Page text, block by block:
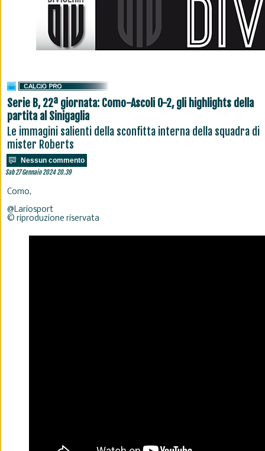
Serie B, 22ª giornata: Como-Ascoli 0-2, gli highlights della
partita al Sinigaglia
Le immagini salienti della sconfitta interna della squadra di
mister Roberts
Nessun commento
Sab 27 Gennaio 2024 20.39
Como,
@Lariosport
© riproduzione riservata